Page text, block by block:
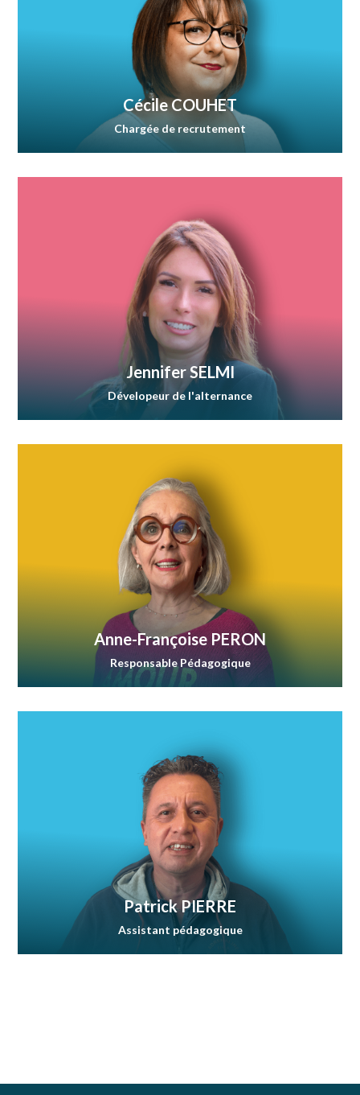
Cécile COUHET
Chargée de recrutement
Jennifer SELMI
Dévelopeur de l'alternance
Anne-Françoise PERON
Responsable Pédagogique
Patrick PIERRE
Assistant pédagogique